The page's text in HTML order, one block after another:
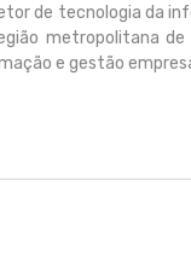
de tecnologia da
metropolitana
e gestão